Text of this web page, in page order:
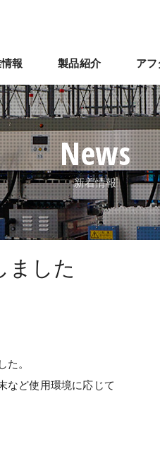
報
拠点紹介 世界展開 ナベル
製品紹介
検査装置 集卵装置
アフ
ルバイト採用 社員インタビ
News
新着情報
ました
。
など使用環境に応じて